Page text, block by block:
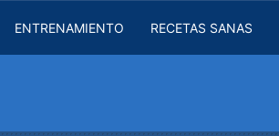
ENTRENAMIENTO RECETAS SANAS